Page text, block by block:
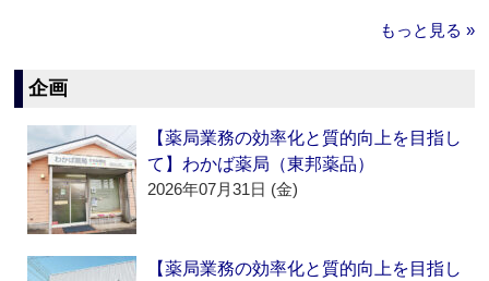
もっと見る »
企画
【薬局業務の効率化と質的向上を目指し
て】わかば薬局（東邦薬品）
2026年07月31日 (金)
【薬局業務の効率化と質的向上を目指し